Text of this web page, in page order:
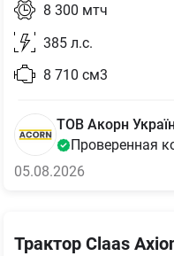
8 300 мтч
385 л.с.
8 710 см3
ТОВ Акорн
Проверенная
05.08.2026
Трактор Claas